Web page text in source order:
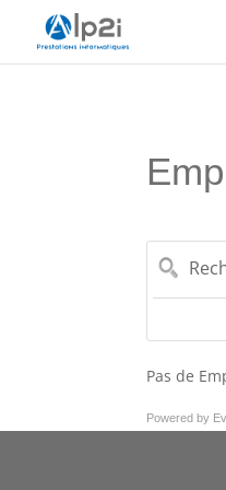
Pas de
Powered by